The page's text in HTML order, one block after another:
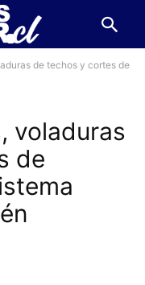
de techos y cortes de
voladuras
de